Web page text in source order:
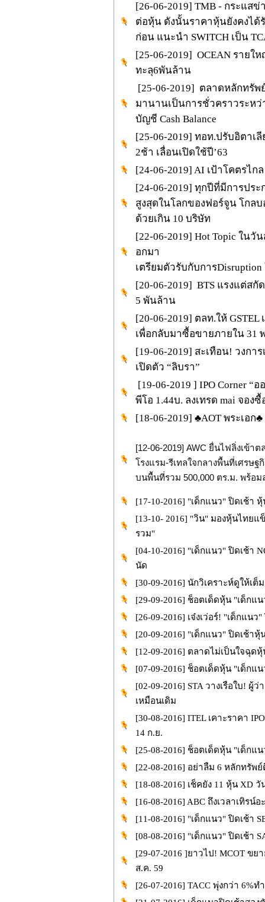
[26-06-2019] TMB - กระแส
ต่อหุ้น ดังนั้นราคาหุ้นยังคงไ
ก่อน แนะนำ SWITCH เป็น
[25-06-2019] OCEAN รายใ
ทะลุ6พันล้าน
[25-06-2019] ตลาดหลักทรัพ
มานานเป็นการชั่วคราวระหว่
บัญชี Cash Balance
[25-06-2019] ทอท.ปรับอิตา
2ช้า เลื่อนเปิดใช้ปี’63
[24-06-2019] AI เป้าโคตรไก
[24-06-2019] ทุกปีที่มีการปร
สูงสุดในโลกของฟอร์จูน โกล
ด้วยเกิน 10 บริษัท
[22-06-2019] Hot Topic ใน
อกมา
เตรียมตัวรับกับการ
[20-06-2019] BTS แรงแต่ส
5 พันล้าน
[20-06-2019] ตลท.ให้
เพื่อกลับมาซื้อขายภายใน 31
[19-06-2019] สะเทือน! วงก
เปิดตัว “ลิบรา”
[19-06-2019 ] IPO Corner “
พีโอ 1.44บ. ลงเทรด mai จองซื้
[18-06-2019] ♣️AOT พระเอก♣️
[12-06-2019] AWC ยื่นไฟลิ่งเข้
โรงแรม-รีเทลใจกลางพื้นที่เศรษ
บนพื้นที่รวม 500,000 ตร.ม. พร้อ
[17-10-2016] "เด็กแนว" ปิดเช้า
[13-10- 2016] "วิน" มองหุ้นไทย
รวม"
[04-10-2016] "เด็กแนว" ปิดเช้า
นัด
[30-09-2016] นักวิเคราะห์ดูให้เ
[29-09-2016] ช็อตเด็ดหุ้น "เด็กแ
[26-09-2016] เจ๋งเว่อร์! "เด็กแน
[20-09-2016] "เด็กแนว" ปิดเช้าหุ้
[12-09-2016] ตลาดไม่เป็นใจฉุด
[07-09-2016] ช็อตเด็ดหุ้น "เด็กแ
[02-09-2016] STA วางเรือใบ!
เหมือนเดิม
[30-08-2016] ITEL เคาะราคา
14 ก.ย.
[25-08-2016] ช็อตเด็ดหุ้น "เด็กแ
[22-08-2016] อย่าลืม 6 หลักทรัพ
[18-08-2016] เช็คยัง 11 หุ้น XD
[16-08-2016] ABC ถึงเวลาเทิร
[11-08-2016] "เด็กแนว" ปิดเช้า
[08-08-2016] "เด็กแนว" ปิดเช้า
[29-07-2016 ]ยาวไป! MCOT ขย
ส.ค. 59
[26-07-2016] TACC พุ่งกว่า 6%